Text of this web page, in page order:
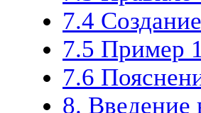
7.4
7.5 Пример
7.6
8. Введение